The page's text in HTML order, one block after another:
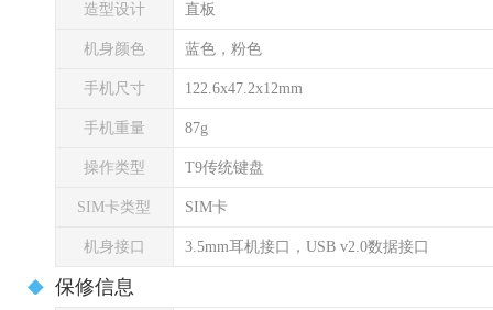
造型设计 直板
机身颜色 蓝色，粉色
手机尺寸 122.6x47.2x12mm
手机重量 87g
操作类型 T9传统键盘
SIM卡类型 SIM卡
机身接口 3.5mm耳机接口，USB v2.0数据接口
保修信息